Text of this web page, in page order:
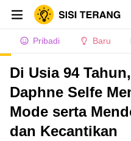
Pribadi Baru
Di Usia 94
Daphne Selfe
Mode serta
dan Kecantikan